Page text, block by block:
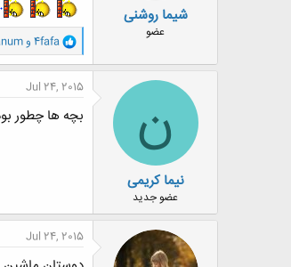
شیما روشنی
عضو
و
ا
ک
ش
ه
ا
4fafa و
ن
نیما کریمی
عضو جدید
Jul 24, 2015
بچه ها چطور
Jul 24, 2015